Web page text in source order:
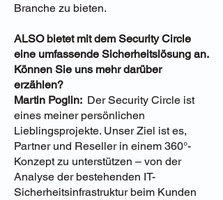
Branche zu bieten.
ALSO bietet mit dem Security Circle
eine umfassende Sicherheitslösung an.
Können Sie uns mehr darüber
erzählen?
Martin Poglin: Der Security Circle ist
eines meiner persönlichen
Lieblingsprojekte. Unser Ziel ist es,
Partner und Reseller in einem 360°-
Konzept zu unterstützen – von der
Analyse der bestehenden IT-
Sicherheitsinfrastruktur beim Kunden